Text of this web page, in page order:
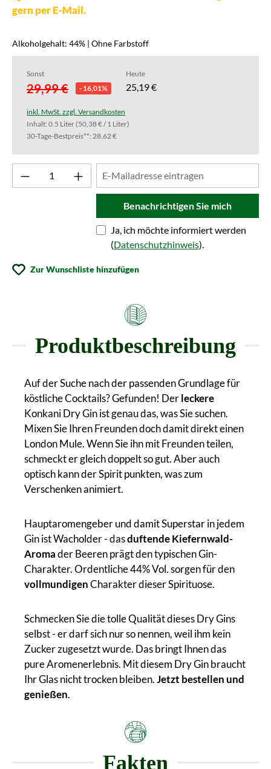
gern per E-Mail.
Alkoholgehalt: 44% | Ohne Farbstoff
Sonst
29,99 € - 16,01%
Heute
25,19 €
inkl. MwSt. zzgl. Versandkosten
Inhalt: 0.5 Liter(50,38 € / 1 Liter)
30-Tage-Bestpreis**: 28,62 €
Benachrichtigen Sie mich
Ja, ich möchte informiert werden
(Datenschutzhinweis).
Zur Wunschliste hinzufügen
Produktbeschreibung
Auf der Suche nach der passenden Grundlage für
köstliche Cocktails? Gefunden! Derleckere
Konkani Dry Gin ist genau das, was Sie suchen.
Mixen Sie Ihren Freunden doch damit direkt einen
London Mule. Wenn Sie ihn mit Freunden teilen,
schmeckt er gleich doppelt so gut. Aber auch
optisch kann der Spirit punkten, was zum
Verschenken animiert.
Hauptaromengeber und damit Superstar in jedem
Gin ist Wacholder - dasduftende Kiefernwald-
Aromader Beeren prägt den typischen Gin-
Charakter. Ordentliche 44% Vol. sorgen für den
vollmundigenCharakter dieser Spirituose.
Schmecken Sie die tolle Qualität dieses Dry Gins
selbst - er darf sich nur so nennen, weil ihm kein
Zucker zugesetzt wurde. Das bringt Ihnen das
pure Aromenerlebnis. Mit diesem Dry Gin braucht
Ihr Glas nicht trocken bleiben.Jetzt bestellen und
genießen.
Fakten